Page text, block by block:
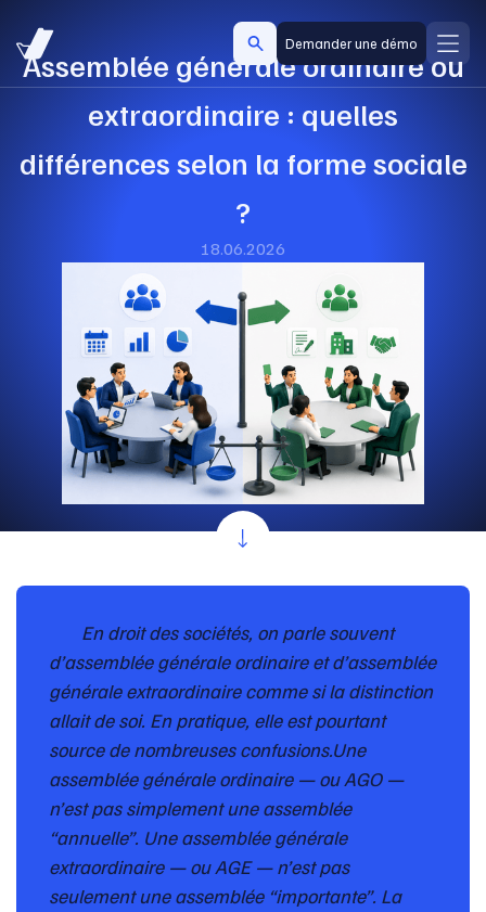
Demander une démo
Assemblée générale ordinaire ou
extraordinaire : quelles
différences selon la forme sociale
?
18.06.2026
En droit des sociétés, on parle souvent
d’assemblée générale ordinaire et d’assemblée
générale extraordinaire comme si la distinction
allait de soi. En pratique, elle est pourtant
source de nombreuses confusions.Une
assemblée générale ordinaire — ou AGO —
n’est pas simplement une assemblée
“annuelle”. Une assemblée générale
extraordinaire — ou AGE — n’est pas
seulement une assemblée “importante”. La